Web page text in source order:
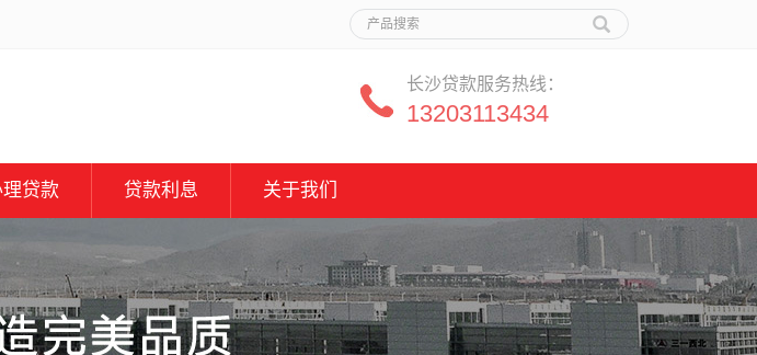
长沙贷款服务热线：
13203113434
理贷款 贷款利息 关于我们